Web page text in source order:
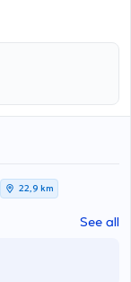
22,9 km
See all